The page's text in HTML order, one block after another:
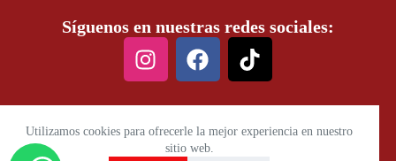
Utilizamos cookies para ofrecerle la mejor experiencia en nuestro
sitio web.
Síguenos en nuestras redes sociales: